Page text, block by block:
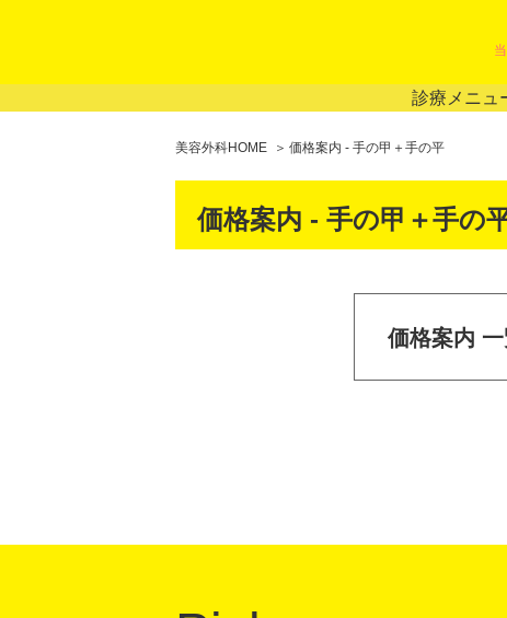
診療メニュ
美容外科HOME 価格案内 - 手の甲＋手の平
価格案内 - 手の甲＋手の
価格案内